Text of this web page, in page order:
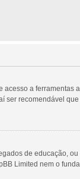
a
ser recomendável que
de educação,
Limited nem o